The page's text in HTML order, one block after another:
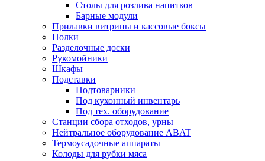
Столы для розлива напитков
Барные модули
Прилавки витрины и кассовые боксы
Полки
Разделочные доски
Рукомойники
Шкафы
Подставки
Подтоварники
Под кухонный инвентарь
Под тех. оборудование
Cтанции сбора отходов, урны
Нейтральное оборудование ABAT
Термоусадочные аппараты
Колоды для рубки мяса